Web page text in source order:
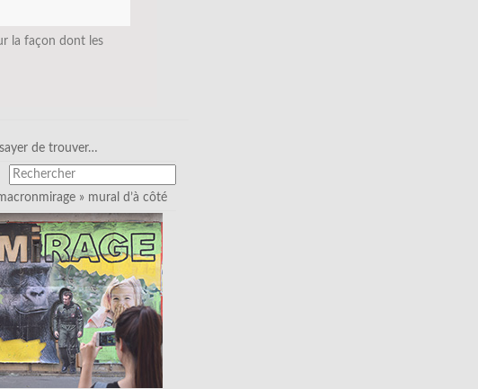
la façon dont les
de trouver…
» mural d’à côté